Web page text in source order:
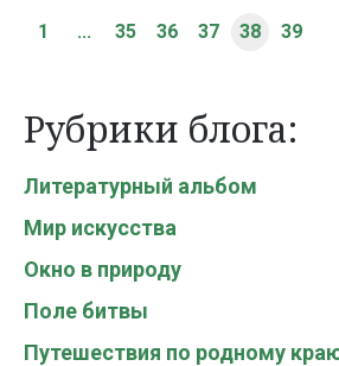
1 ... 35 36 37 38 39
Рубрики блога:
Литературный альбом
Мир искусства
Окно в природу
Поле битвы
Путешествия по родному